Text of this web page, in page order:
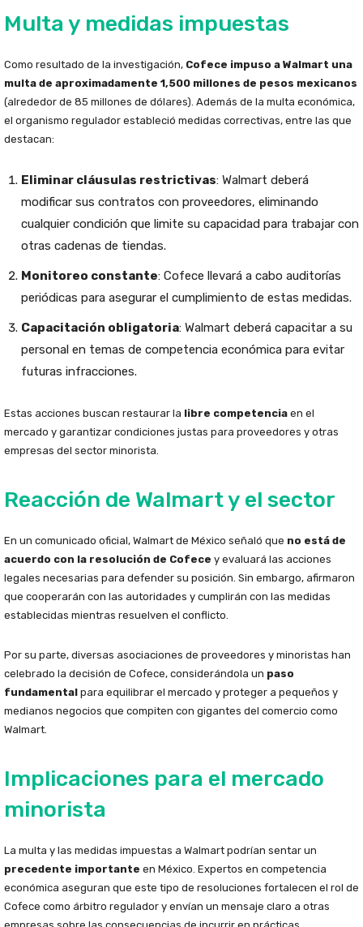
Multa y medidas impuestas
Como resultado de la investigación, Cofece impuso a Walmart una
multa de aproximadamente 1,500 millones de pesos mexicanos
(alrededor de 85 millones de dólares). Además de la multa económica,
el organismo regulador estableció medidas correctivas, entre las que
destacan:
Eliminar cláusulas restrictivas: Walmart deberá
modificar sus contratos con proveedores, eliminando
cualquier condición que limite su capacidad para trabajar con
otras cadenas de tiendas.
Monitoreo constante: Cofece llevará a cabo auditorías
periódicas para asegurar el cumplimiento de estas medidas.
Capacitación obligatoria: Walmart deberá capacitar a su
personal en temas de competencia económica para evitar
futuras infracciones.
Estas acciones buscan restaurar la libre competencia en el
mercado y garantizar condiciones justas para proveedores y otras
empresas del sector minorista.
Reacción de Walmart y el sector
En un comunicado oficial, Walmart de México señaló que no está de
acuerdo con la resolución de Cofece y evaluará las acciones
legales necesarias para defender su posición. Sin embargo, afirmaron
que cooperarán con las autoridades y cumplirán con las medidas
establecidas mientras resuelven el conflicto.
Por su parte, diversas asociaciones de proveedores y minoristas han
celebrado la decisión de Cofece, considerándola un paso
fundamental para equilibrar el mercado y proteger a pequeños y
medianos negocios que compiten con gigantes del comercio como
Walmart.
Implicaciones para el mercado
minorista
La multa y las medidas impuestas a Walmart podrían sentar un
precedente importante en México. Expertos en competencia
económica aseguran que este tipo de resoluciones fortalecen el rol de
Cofece como árbitro regulador y envían un mensaje claro a otras